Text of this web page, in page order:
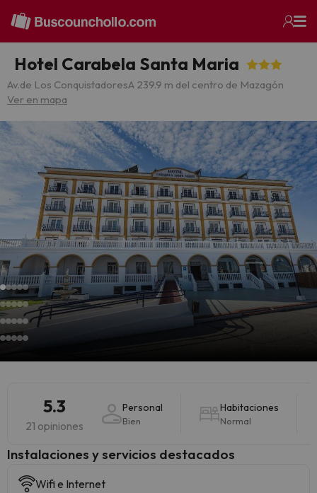
Hotel Carabela Santa Maria
Av.de Los ConquistadoresA 239.9 m del centro de Mazagón
Ver en mapa
5.3
21 opiniones
Personal
Bien
Habitaciones
Normal
Instalaciones y servicios destacados
Wifi e Internet